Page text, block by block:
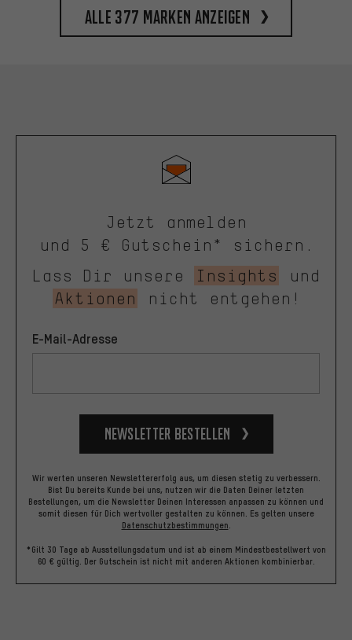
Alle 377 Marken anzeigen
Jetzt anmelden
und 5 € Gutschein* sichern.
Lass Dir unsere
Insights
und
Aktionen
nicht entgehen!
E-Mail-Adresse
Newsletter bestellen
Wir werten unseren Newslettererfolg aus, um diesen stetig zu verbessern.
Bist Du bereits Kunde bei uns, nutzen wir die Daten Deiner letzten
Bestellungen, um die Newsletter Deinen Interessen anpassen zu können und
somit diesen für Dich wertvoller gestalten zu können. Es gelten unsere
Datenschutzbestimmungen.
*Gilt 30 Tage ab Ausstellungsdatum und ist ab einem Mindestbestellwert von
60 € gültig. Der Gutschein ist nicht mit anderen Aktionen kombinierbar.